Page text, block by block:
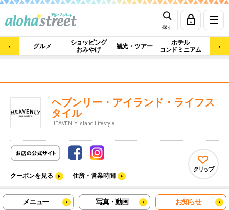
探す
グルメ
ショッピング
おみやげ
観光・ツアー
ホテル
コンドミニアム
マッ
ヘブンリー・アイランド・ライフス
タイル
HEAVENLY Island Lifestyle
クーポンを見る 住所・営業時間
クリップ
メニュー 写真・動画 お知らせ